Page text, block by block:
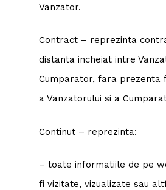
Vanzator.
Contract – reprezinta
distanta incheiat intre
Cumparator, fara prezenta
a Vanzatorului si a
Continut – reprezinta:
– toate informatiile de pe
fi vizitate, vizualizate sau